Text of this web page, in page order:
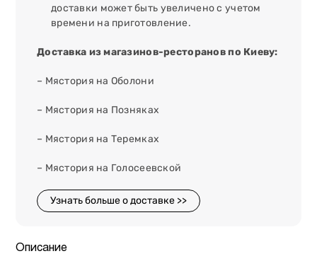
доставки может быть увеличено с учетом
времени на приготовление.
Доставка из магазинов-ресторанов по Киеву:
– Мястория на Оболони
– Мястория на Позняках
– Мястория на Теремках
– Мястория на Голосеевской
Узнать больше о доставке >>
Описание